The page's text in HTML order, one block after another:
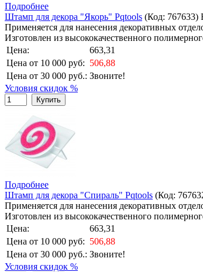
Подробнее
Штамп для декора "Якорь" Pqtools (Код: 767633)
Применяется для нанесения декоративных
Изготовлен из высококачественного
Цена:
663,31
Цена от 10 000 руб: 506,88
Цена от 30 000 руб.: Звоните!
Условия скидок %
Купить
Подробнее
Штамп для декора "Спираль" Pqtools (Код:
Применяется для нанесения декоративных
Изготовлен из высококачественного
Цена:
663,31
Цена от 10 000 руб: 506,88
Цена от 30 000 руб.: Звоните!
Условия скидок %